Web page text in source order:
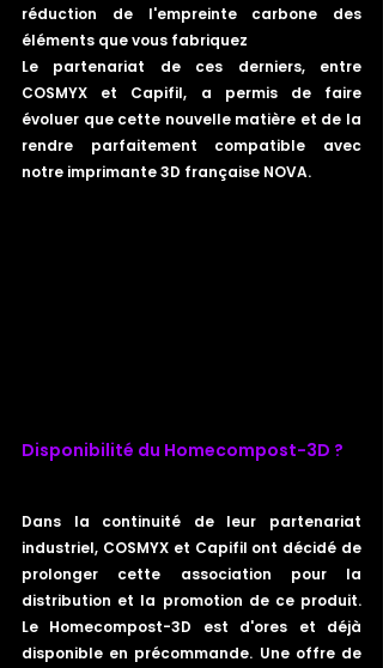
réduction de l'empreinte carbone des
éléments que vous fabriquez
Le partenariat de ces derniers, entre
COSMYX et Capifil, a permis de faire
évoluer que cette nouvelle matière et de la
rendre parfaitement compatible avec
notre imprimante 3D française NOVA.
Disponibilité du Homecompost-3D ?
Dans la continuité de leur partenariat
industriel, COSMYX et Capifil ont décidé de
prolonger cette association pour la
distribution et la promotion de ce produit.
Le Homecompost-3D est d'ores et déjà
disponible en précommande. Une offre de